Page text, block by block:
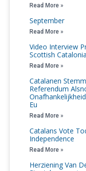
Read More »
September
Read More »
Video Interview
Scottish
Read More »
Catalanen
Referendum
Eu
Read More »
Catalans Vote
Independence
Read More »
Herziening Van